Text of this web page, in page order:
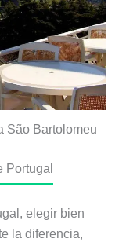
São Bartolomeu
Portugal
elegir bien
la diferencia,